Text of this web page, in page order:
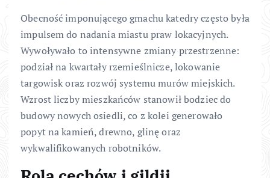
Obecność imponującego gmachu katedry często była
impulsem do nadania miastu praw lokacyjnych.
Wywoływało to intensywne zmiany przestrzenne:
podział na kwartały rzemieślnicze, lokowanie
targowisk oraz rozwój systemu murów miejskich.
Wzrost liczby mieszkańców stanowił bodziec do
budowy nowych osiedli, co z kolei generowało
popyt na kamień, drewno, glinę oraz
wykwalifikowanych robotników.